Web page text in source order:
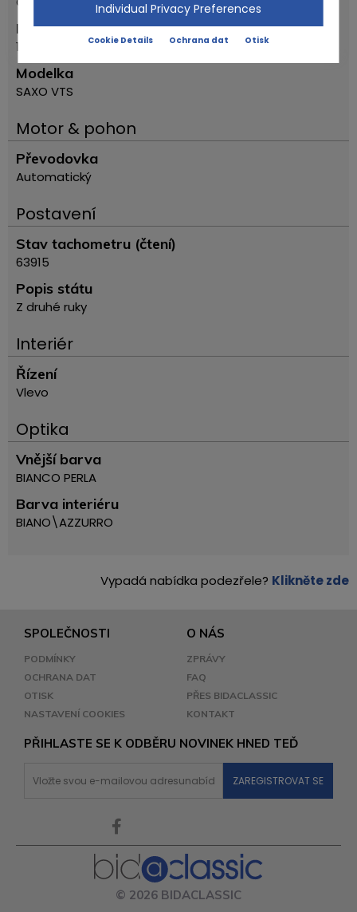
První registrační rok
1996
Modelka
SAXO VTS
Motor & pohon
Převodovka
Automatický
Postavení
Stav tachometru (čtení)
63915
Popis státu
Z druhé ruky
Interiér
Řízení
Vlevo
Optika
Vnější barva
BIANCO PERLA
Barva interiéru
BIANO\AZZURRO
Vypadá nabídka podezřele? Klikněte zde
SPOLEČNOSTI
PODMÍNKY
OCHRANA DAT
OTISK
NASTAVENÍ COOKIES
O NÁS
ZPRÁVY
FAQ
PŘES BIDACLASSIC
KONTAKT
PŘIHLASTE SE K ODBĚRU NOVINEK HNED TEĎ
© 2026 BIDACLASSIC
Individual Privacy Preferences
Cookie Details Ochrana dat Otisk